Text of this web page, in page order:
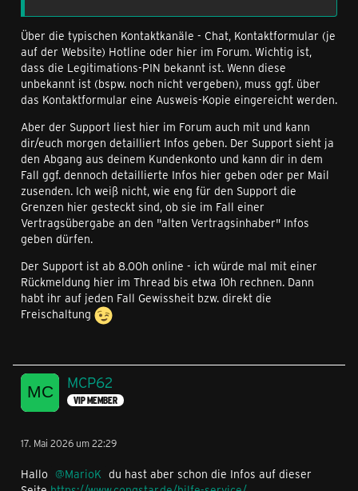
Über die typischen Kontaktkanäle - Chat, Kontaktformular (je
auf der Website) Hotline oder hier im Forum. Wichtig ist,
dass die Legitimations-PIN bekannt ist. Wenn diese
unbekannt ist (bspw. noch nicht vergeben), muss ggf. über
das Kontaktformular eine Ausweis-Kopie eingereicht werden.
Aber der Support liest hier im Forum auch mit und kann
dir/euch morgen detailliert Infos geben. Der Support sieht ja
den Abgang aus deinem Kundenkonto und kann dir in dem
Fall ggf. dennoch detaillierte Infos hier geben oder per Mail
zusenden. Ich weiß nicht, wie eng für den Support die
Grenzen hier gesteckt sind, ob sie im Fall einer
Vertragsübergabe an den "alten Vertragsinhaber" Infos
geben dürfen.
Der Support ist ab 8.00h online - ich würde mal mit einer
Rückmeldung hier im Thread bis etwa 10h rechnen. Dann
habt ihr auf jeden Fall Gewissheit bzw. direkt die
Freischaltung
MCP62
VIP MEMBER
17. Mai 2026 um 22:29
Hallo MarioK du hast aber schon die Infos auf dieser